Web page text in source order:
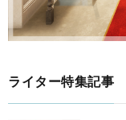
ライター特集記事